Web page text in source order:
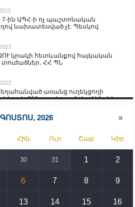
7-ին ԱՊՀ-ի ոչ պաշտոնական
նախատեսված չէ. Պեսկով
կրակի հետևանքով հայկական
տուժածներ․ ՀՀ ՊՆ
առանց ուղեկցողի
և 216 տարեց գտնվում են ՀՀ
հոգածության ներքո
է տարածաշրջանի համար շահավետ
հաղորդակցությունների
ոչ՝ միջազգային
փոփոխությանը
կասեցնելու համար. իսպանացի
2026 »
Հին Ուր Շաբ Կիր
30 31 1 2
6 7 8 9
13 14 15 16